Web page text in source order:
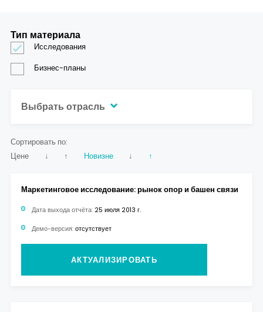
Сортировать по:
Цене
↓ ↑ Новизне ↓ ↑
Маркетинговое исследование: рынок опор и башен связи
Дата выхода отчёта: 25 июля 2013 г.
Демо-версия: отсутствует
АКТУАЛИЗИРОВАТЬ
Тип материала
Исследования
Бизнес-планы
Выбрать отрасль